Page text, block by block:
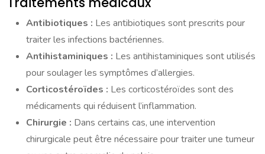
Antibiotiques : Les antibiotiques sont prescrits pour
traiter les infections bactériennes.
Antihistaminiques : Les antihistaminiques sont utilisés
pour soulager les symptômes d’allergies.
Corticostéroïdes : Les corticostéroïdes sont des
médicaments qui réduisent l’inflammation.
Chirurgie : Dans certains cas, une intervention
chirurgicale peut être nécessaire pour traiter une tumeur